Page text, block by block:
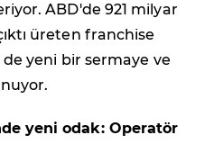
ABD'de 921 milyar
üreten franchise
yeni bir sermaye ve
yeni odak: Operatör